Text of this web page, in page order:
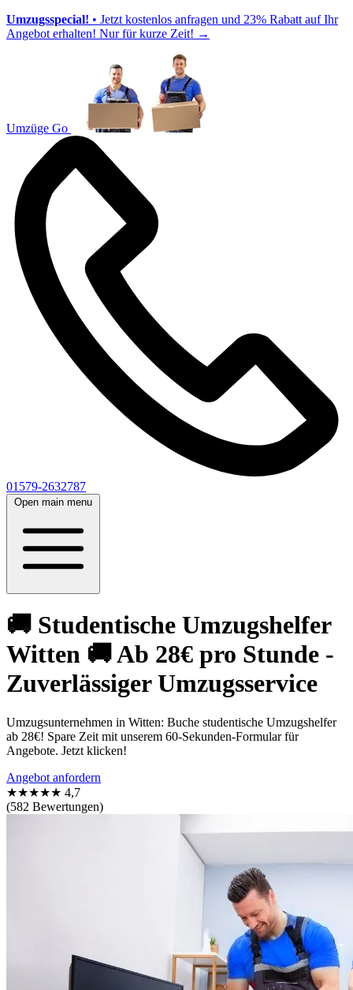
Umzugsspecial! • Jetzt kostenlos anfragen und 23% Rabatt auf Ihr
Angebot erhalten! Nur für kurze Zeit! →
Umzüge Go
01579-2632787
Open main menu
🚚 Studentische Umzugshelfer
Witten 🚚 Ab 28€ pro Stunde -
Zuverlässiger Umzugsservice
Umzugsunternehmen in Witten: Buche studentische Umzugshelfer
ab 28€! Spare Zeit mit unserem 60-Sekunden-Formular für
Angebote. Jetzt klicken!
Angebot anfordern
★★★★★ 4,7
(582 Bewertungen)